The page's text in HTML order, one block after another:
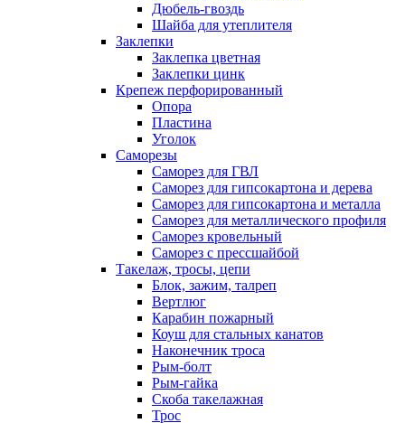
Дюбель-гвоздь
Шайба для утеплителя
Заклепки
Заклепка цветная
Заклепки цинк
Крепеж перфорированный
Опора
Пластина
Уголок
Саморезы
Саморез для ГВЛ
Саморез для гипсокартона и дерева
Саморез для гипсокартона и металла
Саморез для металлического профиля
Саморез кровельный
Саморез с прессшайбой
Такелаж, тросы, цепи
Блок, зажим, талреп
Вертлюг
Карабин пожарный
Коуш для стальных канатов
Наконечник троса
Рым-болт
Рым-гайка
Скоба такелажная
Трос